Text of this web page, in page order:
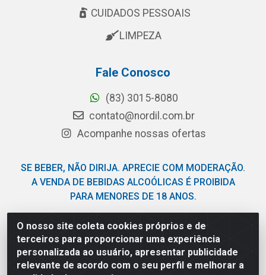
O nosso site coleta cookies próprios e de
terceiros para proporcionar uma experiência
personalizada ao usuário, apresentar publicidade
relevante de acordo com o seu perfil e melhorar a
CUIDADOS PESSOAIS
LIMPEZA
Fale Conosco
(83) 3015-8080
contato@nordil.com.br
Acompanhe nossas ofertas
SE BEBER, NÃO DIRIJA. APRECIE COM MODERAÇÃO.
A VENDA DE BEBIDAS ALCOÓLICAS É PROIBIDA
PARA MENORES DE 18 ANOS.
Nordil Distribuidora - Avenida Liberdade, 2738, Bloco F -
Sesi - Bayeux/PB - CEP 58.111-400 - CNPJ
03.775.813/0001-41